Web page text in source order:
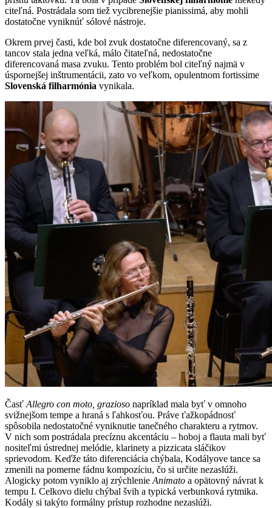
citeľná. Postrádala som tiež vycibrenejšie pianissimá, aby mohli
dostatočne vyniknúť sólové nástroje.
Okrem prvej časti, kde bol zvuk dostatočne diferencovaný, sa z
tancov stala jedna veľká, málo čitateľná, nedostatočne
diferencovaná masa zvuku. Tento problém bol citeľný najmä v
úspornejšej inštrumentácii, zato vo veľkom, opulentnom fortissime
Slovenská filharmónia vynikala.
Časť Allegro con moto, grazioso napríklad mala byť v omnoho
svižnejšom tempe a hraná s ľahkosťou. Práve ťažkopádnosť
spôsobila nedostatočné vyniknutie tanečného charakteru a rytmov.
V nich som postrádala precíznu akcentáciu – hoboj a flauta mali byť
nositeľmi ústrednej melódie, klarinety a pizzicata sláčikov
sprievodom. Keďže táto diferenciácia chýbala, Kodályove tance sa
zmenili na pomerne fádnu kompozíciu, čo si určite nezaslúži.
Alogicky potom vyniklo aj zrýchlenie Animato a opätovný návrat k
tempu I. Celkovo dielu chýbal švih a typická verbunková rytmika.
Kodály si takýto formálny prístup rozhodne nezaslúži.